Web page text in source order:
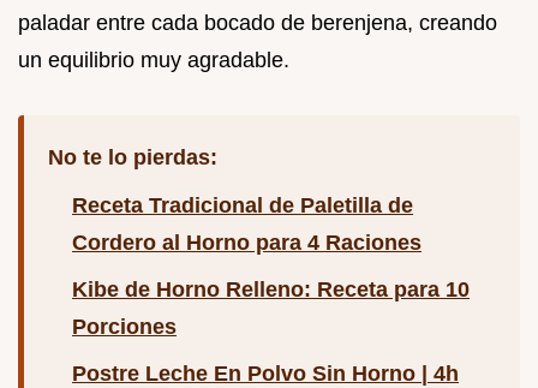
paladar entre cada bocado de berenjena, creando
un equilibrio muy agradable.
No te lo pierdas:
Receta Tradicional de Paletilla de
Cordero al Horno para 4 Raciones
Kibe de Horno Relleno: Receta para 10
Porciones
Postre Leche En Polvo Sin Horno | 4h